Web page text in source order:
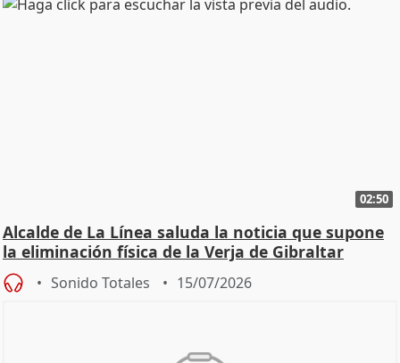
02:50
Alcalde de La Línea saluda la noticia que supone
la eliminación física de la Verja de Gibraltar
Sonido Totales 15/07/2026